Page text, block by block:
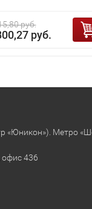
руб.
руб.
«Юникон»). Метро
офис 436